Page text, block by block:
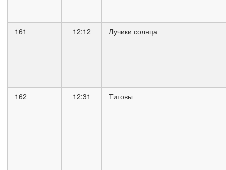
161 12:12 Лучики солнца
162 12:31 Титовы